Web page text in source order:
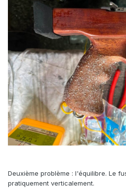
Deuxième problème : l'équilibre. Le
pratiquement verticalement.